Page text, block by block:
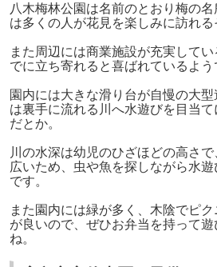
八木梅林公園は名前のとおり梅の
は多くの人が花見を楽しみに訪れる
また周辺には商業施設が充実して
でに立ち寄れると喜ばれているよう
園内には大きな滑り台が自慢の大
は裏手に流れる川へ水遊びを目当
だとか。
川の水深は幼児のひざほどの高さ
広いため、虫や魚を探しながら水
です。
また園内には緑が多く、木陰でピ
が良いので、ぜひお弁当を持って
ね。